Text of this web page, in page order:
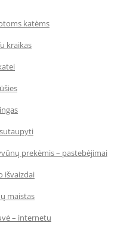
katėms
kraikas
prekėmis – pastebėjimai
išvaizdai
maistas
– internetu